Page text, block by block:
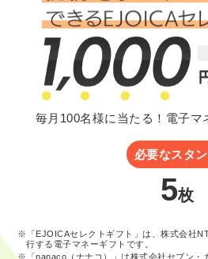
毎月100名様に当たる！電子マ
必要なスタ
5枚
※「EJOICAセレクトギフト」は、株式会社
行する電子マネーギフトです。
※「nanaco（ナナコ）」は株式会社セブン・